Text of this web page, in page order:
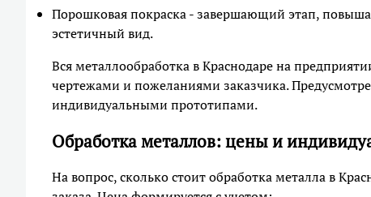
Порошковая покраска - завершающий этап,
эстетичный вид.
Вся металлообработка в Краснодаре на
чертежами и пожеланиями заказчика.
индивидуальными прототипами.
Обработка металлов: цены и
На вопрос, сколько стоит обработка металла в